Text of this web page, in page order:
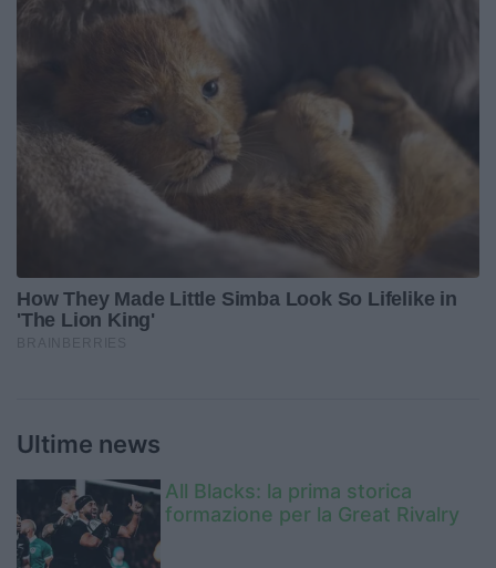
Ultime news
All Blacks: la prima storica
formazione per la Great Rivalry